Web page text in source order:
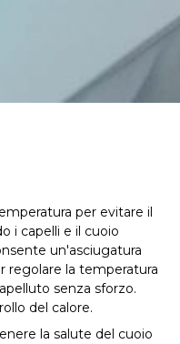
per evitare il
i capelli e il cuoio
un'asciugatura
regolare la temperatura
senza sforzo.
del calore.
la salute del cuoio